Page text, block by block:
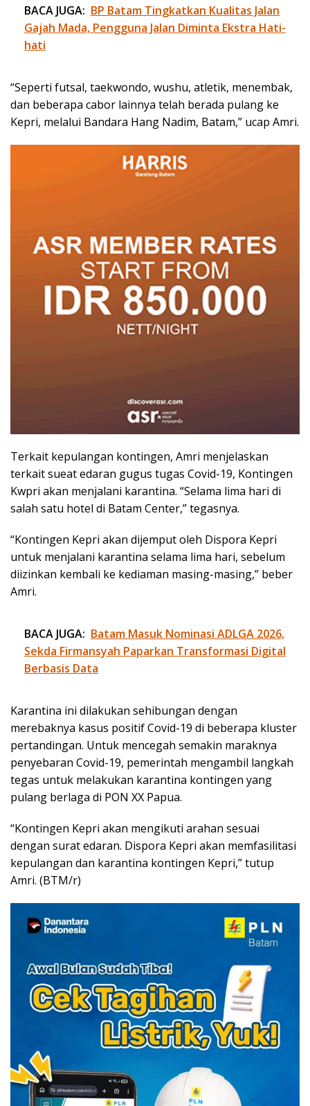
BACA JUGA: BP Batam Tingkatkan Kualitas Jalan
Gajah Mada, Pengguna Jalan Diminta Ekstra Hati-
hati
“Seperti futsal, taekwondo, wushu, atletik, menembak,
dan beberapa cabor lainnya telah berada pulang ke
Kepri, melalui Bandara Hang Nadim, Batam,” ucap Amri.
Terkait kepulangan kontingen, Amri menjelaskan
terkait sueat edaran gugus tugas Covid-19, Kontingen
Kwpri akan menjalani karantina. “Selama lima hari di
salah satu hotel di Batam Center,” tegasnya.
“Kontingen Kepri akan dijemput oleh Dispora Kepri
untuk menjalani karantina selama lima hari, sebelum
diizinkan kembali ke kediaman masing-masing,” beber
Amri.
BACA JUGA: Batam Masuk Nominasi ADLGA 2026,
Sekda Firmansyah Paparkan Transformasi Digital
Berbasis Data
Karantina ini dilakukan sehibungan dengan
merebaknya kasus positif Covid-19 di beberapa kluster
pertandingan. Untuk mencegah semakin maraknya
penyebaran Covid-19, pemerintah mengambil langkah
tegas untuk melakukan karantina kontingen yang
pulang berlaga di PON XX Papua.
“Kontingen Kepri akan mengikuti arahan sesuai
dengan surat edaran. Dispora Kepri akan memfasilitasi
kepulangan dan karantina kontingen Kepri,” tutup
Amri. (BTM/r)